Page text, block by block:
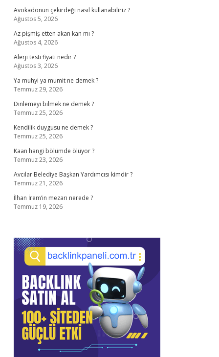
Avokadonun çekirdeği nasıl kullanabiliriz ?
Ağustos 5, 2026
Az pişmiş etten akan kan mı ?
Ağustos 4, 2026
Alerji testi fiyatı nedir ?
Ağustos 3, 2026
Ya muhyi ya mumit ne demek ?
Temmuz 29, 2026
Dinlemeyi bilmek ne demek ?
Temmuz 25, 2026
Kendilik duygusu ne demek ?
Temmuz 25, 2026
Kaan hangi bölümde ölüyor ?
Temmuz 23, 2026
Avcılar Belediye Başkan Yardımcısı kimdir ?
Temmuz 21, 2026
İlhan İrem’in mezarı nerede ?
Temmuz 19, 2026